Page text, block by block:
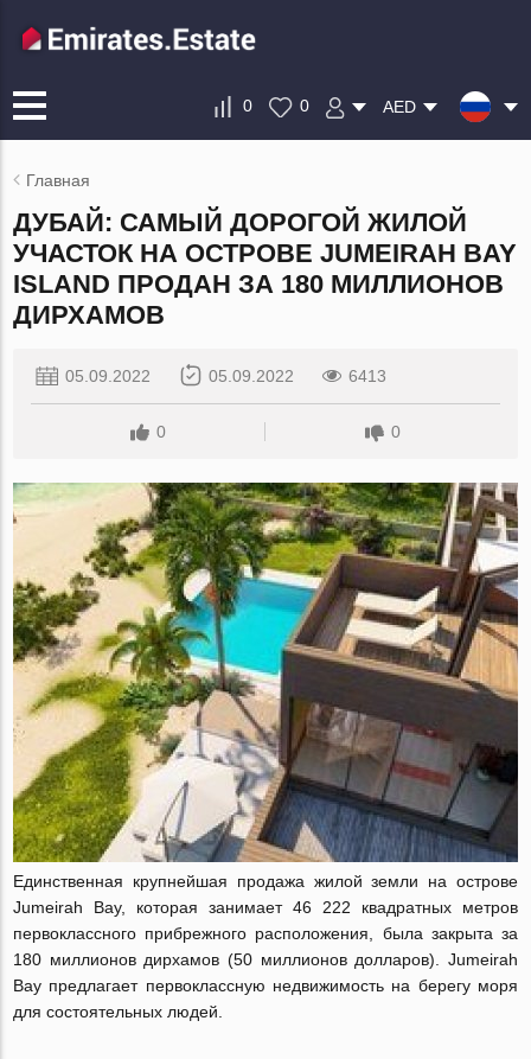
0 0 AED
Главная
ДУБАЙ: САМЫЙ ДОРОГОЙ ЖИЛОЙ
УЧАСТОК НА ОСТРОВЕ JUMEIRAH BAY
ISLAND ПРОДАН ЗА 180 МИЛЛИОНОВ
ДИРХАМОВ
05.09.2022 05.09.2022 6413
0 0
Единственная крупнейшая продажа жилой земли на острове
Jumeirah Bay, которая занимает 46 222 квадратных метров
первоклассного прибрежного расположения, была закрыта за
180 миллионов дирхамов (50 миллионов долларов). Jumeirah
Bay предлагает первоклассную недвижимость на берегу моря
для состоятельных людей.